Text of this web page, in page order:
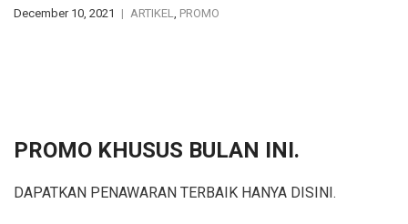
December 10, 2021 ARTIKEL, PROMO
PROMO KHUSUS BULAN INI.
DAPATKAN PENAWARAN TERBAIK HANYA DISINI.